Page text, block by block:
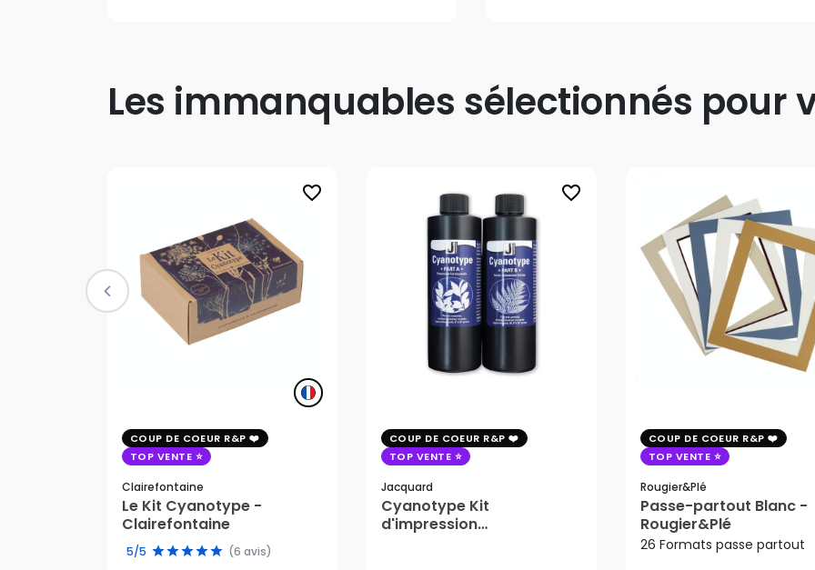
Les immanquables sélectionnés pour
favorite_border
COUP DE COEUR R&P
TOP VENTE
Clairefontaine
Le Kit Cyanotype -
Clairefontaine
5/5 (6 avis)
34,50 €
favorite_border
COUP DE COEUR R&P
TOP VENTE
Jacquard
Cyanotype Kit
d'impression
COUP DE COEUR R&P
TOP VENTE
Rougier&plé
Passe-partout Blanc -
Rougier&Plé
26 Formats passe partout
Dès2,85 €